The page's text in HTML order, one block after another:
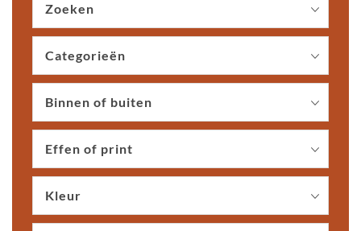
Zoeken
Categorieën
Binnen of buiten
Effen of print
Kleur